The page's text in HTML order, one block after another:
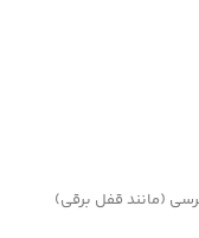
(مانند قفل برقی)